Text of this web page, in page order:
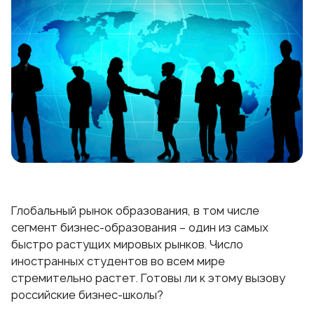
Глобальный рынок образования, в том числе
сегмент бизнес-образования – один из самых
быстро растущих мировых рынков. Число
иностранных студентов во всем мире
стремительно растет. Готовы ли к этому вызову
российские бизнес-школы?